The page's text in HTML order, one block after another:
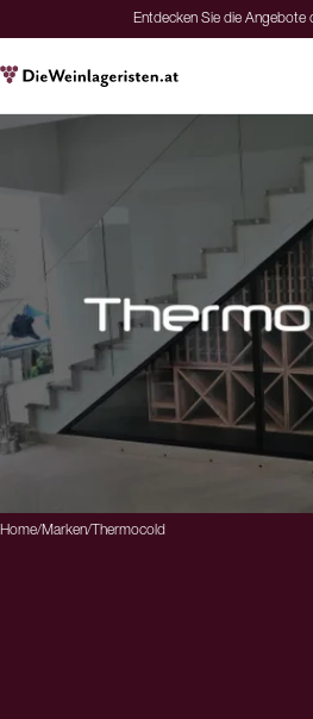
Entdecken Sie die
Home/Marken/ Thermocold